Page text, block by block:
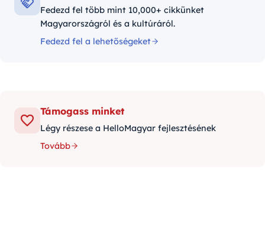
Fedezd fel több mint 10,000+ cikkünket
Magyarországról és a kultúráról.
Fedezd fel a lehetőségeket
Támogass minket
Légy részese a HelloMagyar fejlesztésének
Tovább